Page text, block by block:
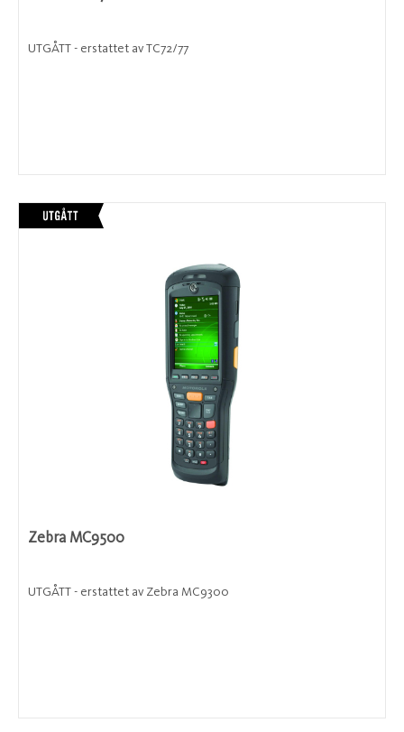
UTGÅTT - erstattet av TC72/77
Zebra MC9500
UTGÅTT - erstattet av Zebra MC9300